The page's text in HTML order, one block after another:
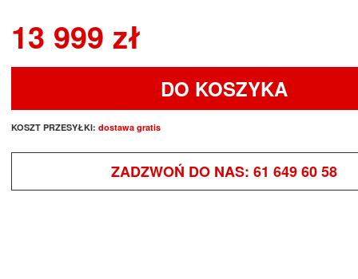
13 999 zł
DO KOSZYKA
KOSZT PRZESYŁKI: dostawa gratis
ZADZWOŃ DO NAS: 61 649 60 58